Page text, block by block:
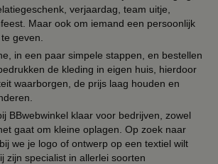
verjaardag, team uitje,
Maar ook om iemand een persoonlijk
geven.
in een paar simpele stappen, en bestellen
de kleding in eigen huis, hierdoor
waarborgen, de prijs laag houden en
BBwebwinkel klaar voor bedrijven, zowel
gaat om kleine oplagen. Op zoek naar
we je logo of ontwerp op een textiel wilt
zijn specialist in allerlei soorten